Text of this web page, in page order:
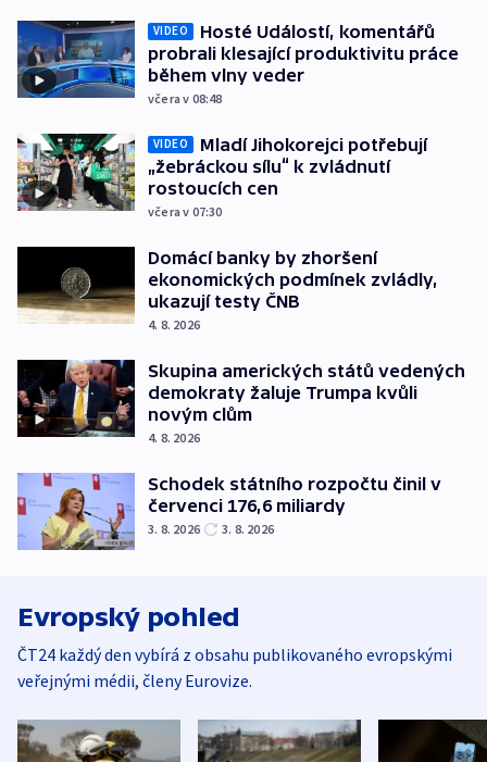
VIDEO
Hosté Událostí, komentářů
probrali klesající produktivitu práce
během vlny veder
včera v 08:48
VIDEO
Mladí Jihokorejci potřebují
„žebráckou sílu“ k zvládnutí
rostoucích cen
včera v 07:30
Domácí banky by zhoršení
ekonomických podmínek zvládly,
ukazují testy ČNB
4. 8. 2026
Skupina amerických států vedených
demokraty žaluje Trumpa kvůli
novým clům
4. 8. 2026
Schodek státního rozpočtu činil v
červenci 176,6 miliardy
3. 8. 2026 3. 8. 2026
Evropský pohled
ČT24 každý den vybírá z obsahu publikovaného evropskými
veřejnými médii, členy Eurovize.